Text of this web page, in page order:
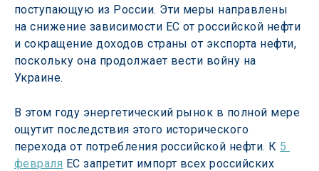
поступающую из России. Эти меры направлены
на снижение зависимости ЕС от российской нефти
и сокращение доходов страны от экспорта нефти,
поскольку она продолжает вести войну на
Украине.
В этом году энергетический рынок в полной мере
ощутит последствия этого исторического
перехода от потребления российской нефти. К 5
февраля ЕС запретит импорт всех российских